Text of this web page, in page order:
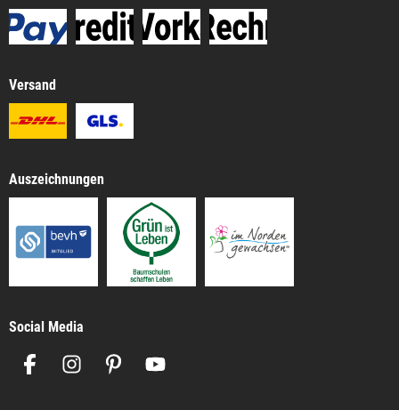
Versand
Auszeichnungen
Social Media